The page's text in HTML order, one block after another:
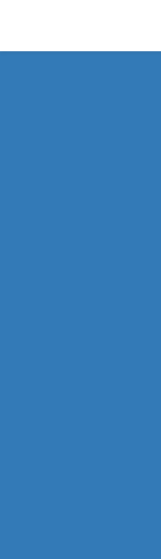
テ
ゲ